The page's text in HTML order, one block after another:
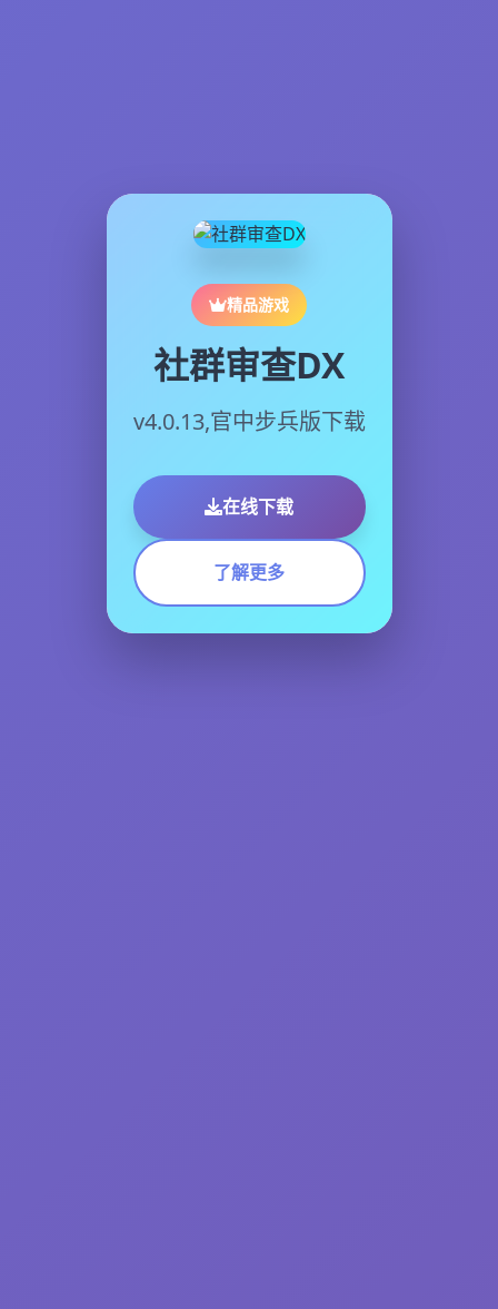
精品游戏
社群审查DX
v4.0.13,官中步兵版下载
在线下载
了解更多